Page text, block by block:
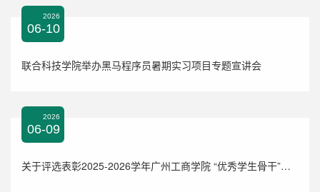
2026
06-10
联合科技学院举办黑马程序员暑期实习项目专题宣讲会
2026
06-09
关于评选表彰2025-2026学年广州工商学院 “优秀学生骨干”拟推荐名单公示